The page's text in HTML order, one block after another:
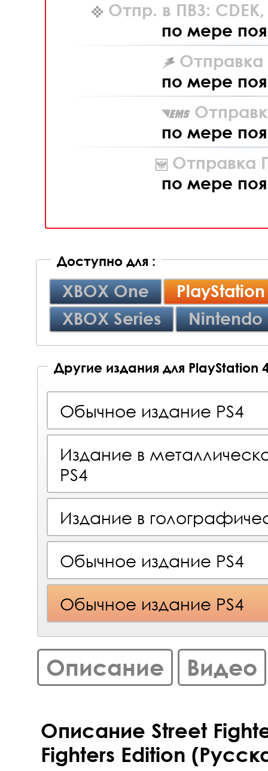
Отпр. в ПВЗ: CDEK,
по мере
Отправка
по мере
по мере
Отправка
по мере
Доступно для :
XBOX One
XBOX Series
Nintendo
Другие издания для PlayStation
Обычное издание PS4
Издание в
PS4
Издание в
Обычное издание PS4
Обычное издание PS4
Описание Видео
Описание Street
Fighters Edition